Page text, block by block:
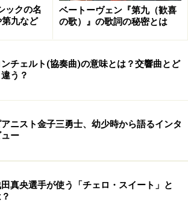
テマ』とは？
注目される、ベネズエラで行われてい
ラムのこと。
わっていく状況を払拭しようと、ベネ
であり音楽家のホセ・アントニオ・ア
に生み出したのが『エル・システマ』
どもに無料で、楽器を貸与し演奏を教
、子どもたちは演奏を通して生きる喜
ニケーション能力を高め、また社会規
学ぶことができます。
ックの名
九など
ベートーヴェン『第九（歓喜
の歌）』の歌詞の秘密とは
ンチェルト(協奏曲)の意味とは？交響曲とど
う？
アニスト金子三勇士、幼少時から語るインタ
ュー
真央選手が使う「チェロ・スイート」と